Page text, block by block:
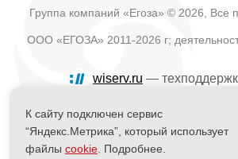
Группа компаний «Егоза» © 2026, Все
ООО «ЕГОЗА» 2011-2026 г;
wiserv.ru —
Политика в отношении обработки
Информация на сайте не является
К сайту подключен сервис
“Яндекс.Метрика”, который использует
файлы cookie . Подробнее.